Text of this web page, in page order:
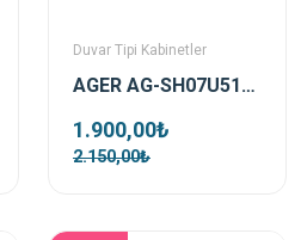
Duvar Tipi Kabinetler
AGER AG-SH07U5140B1-CBAA-B6-D1 7U 510X400 Beyaz Demonte Duvar Tipi Soho Kabinet
1.900,00₺
2.150,00₺